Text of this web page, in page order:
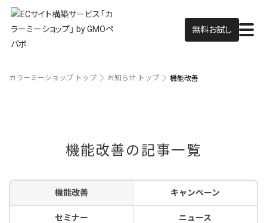
無料お試し
カラーミーショップ トップ お知らせ トップ 機能改善
機能改善の記事一覧
機能改善 キャンペーン
セミナー ニュース